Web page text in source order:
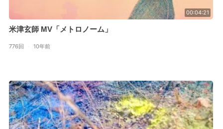
00:04:21
米津玄師 MV「メトロノーム」
776回 · 10年前